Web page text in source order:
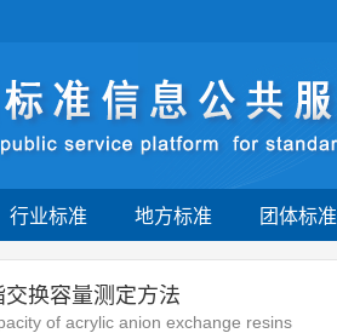
行业标准 地方标准 团体标准
换容量测定方法
of acrylic anion exchange resins